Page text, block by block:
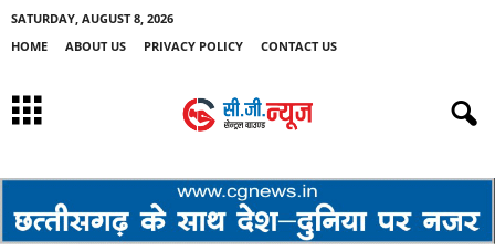
SATURDAY, AUGUST 8, 2026
HOME
ABOUT US PRIVACY POLICY CONTACT US